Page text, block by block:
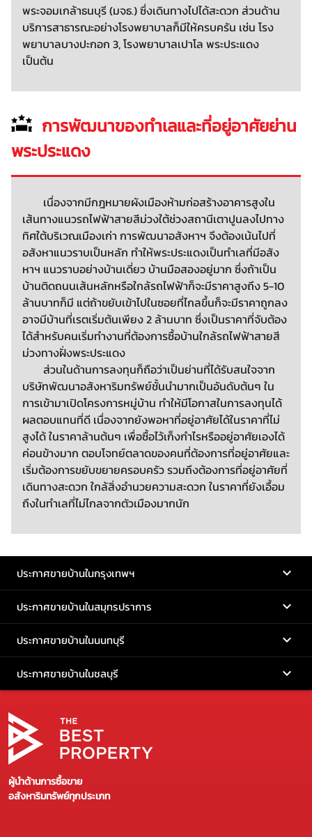
พระจอมเกล้าธนบุรี (มจธ.) ซึ่งเดินทางไปได้สะดวก ส่วนด้าน
บริการสาธารณะอย่างโรงพยาบาลก็มีให้ครบครัน เช่น โรง
พยาบาลบางปะกอก 3, โรงพยาบาลเปาโล พระประแดง
เป็นต้น
การพัฒนาของทำเลและที่อยู่อาศัยย่าน
พระประแดง
เนื่องจากมีกฎหมายผังเมืองห้ามก่อสร้างอาคารสูงใน
เส้นทางแนวรถไฟฟ้าสายสีม่วงใต้ช่วงสถานีเตาปูนลงไปทาง
ทิศใต้บริเวณเมืองเก่า การพัฒนาอสังหาฯ จึงต้องเน้นไปที่
อสังหาแนวราบเป็นหลัก ทำให้พระประแดงเป็นทำเลที่มีอสัง
หาฯ แนวราบอย่างบ้านเดี่ยว บ้านมือสองอยู่มาก ซึ่งถ้าเป็น
บ้านติดถนนเส้นหลักหรือใกล้รถไฟฟ้าก็จะมีราคาสูงถึง 5-10
ล้านบาทก็มี แต่ถ้าขยับเข้าไปในซอยที่ไกลขึ้นก็จะมีราคาถูกลง
อาจมีบ้านที่เรตเริ่มต้นเพียง 2 ล้านบาท ซึ่งเป็นราคาที่จับต้อง
ได้สำหรับคนเริ่มทำงานที่ต้องการซื้อบ้านใกล้รถไฟฟ้าสายสี
ม่วงทางฝั่งพระประแดง
ส่วนในด้านการลงทุนก็ถือว่าเป็นย่านที่ได้รับสนใจจาก
บริษัทพัฒนาอสังหาริมทรัพย์ชั้นนำมากเป็นอันดับต้นๆ ใน
การเข้ามาเปิดโครงการหมู่บ้าน ทำให้มีโอกาสในการลงทุนได้
ผลตอบแทนที่ดี เนื่องจากยังพอหาที่อยู่อาศัยได้ในราคาที่ไม่
สูงได้ ในราคาล้านต้นๆ เพื่อซื้อไว้เก็งกำไรหรืออยู่อาศัยเองได้
ค่อนข้างมาก ตอบโจทย์ตลาดของคนที่ต้องการที่อยู่อาศัยและ
เริ่มต้องการขยับขยายครอบครัว รวมถึงต้องการที่อยู่อาศัยที่
เดินทางสะดวก ใกล้สิ่งอำนวยความสะดวก ในราคาที่ยังเอื้อม
ถึงในทำเลที่ไม่ไกลจากตัวเมืองมากนัก
ประกาศขายบ้านในกรุงเทพฯ
ประกาศขายบ้านในสมุทรปราการ
ประกาศขายบ้านในนนทบุรี
ประกาศขายบ้านในชลบุรี
ผู้นำด้านการซื้อขาย
อสังหาริมทรัพย์ทุกประเภท